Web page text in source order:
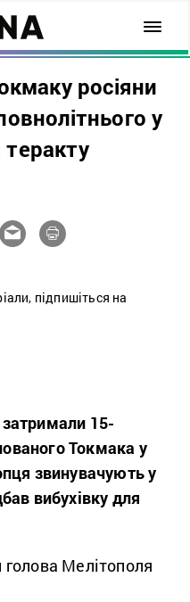
росіяни
у
теракту
підпишіться на
затримали 15-
Токмака у
звинувачуютьу
вибухівку для
голова Мелітополя